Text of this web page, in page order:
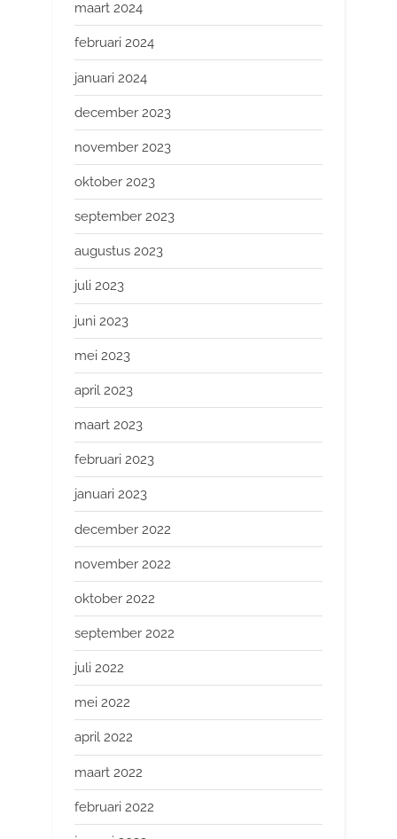
maart 2024
februari 2024
januari 2024
december 2023
november 2023
oktober 2023
september 2023
augustus 2023
juli 2023
juni 2023
mei 2023
april 2023
maart 2023
februari 2023
januari 2023
december 2022
november 2022
oktober 2022
september 2022
juli 2022
mei 2022
april 2022
maart 2022
februari 2022